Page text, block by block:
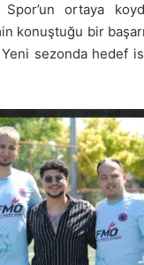
Spor’un ortaya
konuştuğu bir
Yeni sezonda hedef